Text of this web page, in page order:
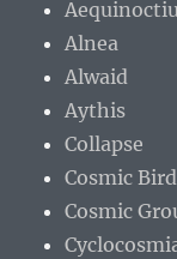
Alnea
Alwaid
Aythis
Collapse
Cosmic
Cosmic